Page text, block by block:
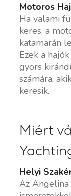
Motoros
Ha valami
keres, a
katamarán
Ezek a
gyors
számára,
keresik.
Miért
Helyi
Az